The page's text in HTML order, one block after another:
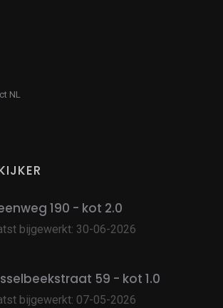
NL
190 - kot 2.0
bijgewerkt: 30-06-2026
59 - kot 1.0
bijgewerkt: 07-05-2026